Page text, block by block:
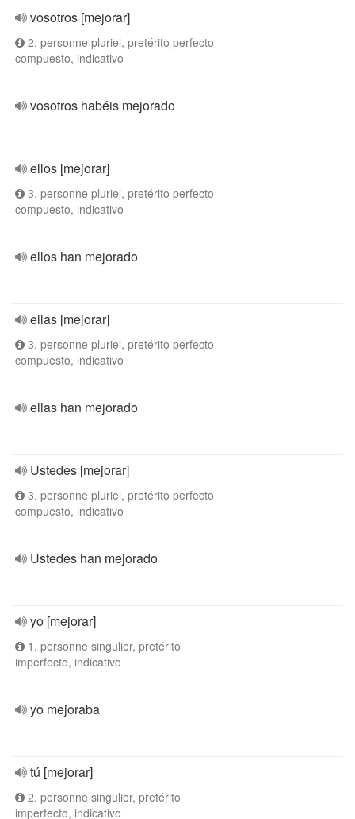
vosotros [mejorar]
2. personne pluriel, pretérito perfecto
compuesto, indicativo
vosotros habéis mejorado
ellos [mejorar]
3. personne pluriel, pretérito perfecto
compuesto, indicativo
ellos han mejorado
ellas [mejorar]
3. personne pluriel, pretérito perfecto
compuesto, indicativo
ellas han mejorado
Ustedes [mejorar]
3. personne pluriel, pretérito perfecto
compuesto, indicativo
Ustedes han mejorado
yo [mejorar]
1. personne singulier, pretérito
imperfecto, indicativo
yo mejoraba
tú [mejorar]
2. personne singulier, pretérito
imperfecto, indicativo